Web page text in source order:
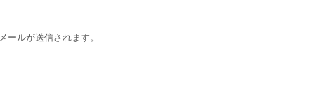
ルが送信されます。